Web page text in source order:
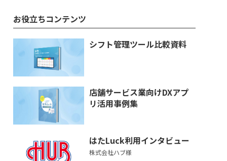
お役立ちコンテンツ
シフト管理ツール比較資料
店舗サービス業向けDXアプ
リ活用事例集
はたLuck利用インタビュー
株式会社ハブ様